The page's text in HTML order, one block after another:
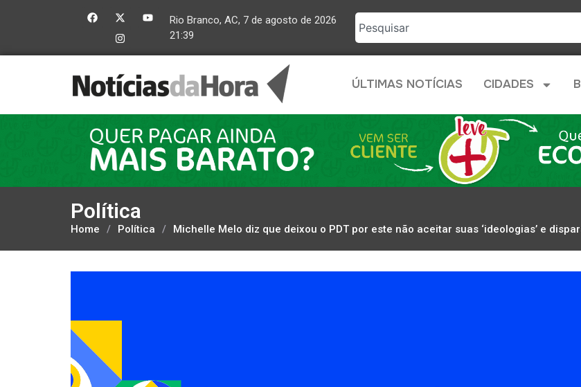
Rio Branco, AC, 7 de agosto de 2026
21:39
ÚLTIMAS NOTÍCIAS CIDADES
Política
Home / Política / Michelle Melo diz que deixou o PDT por este não aceitar suas ‘ideologias’ e